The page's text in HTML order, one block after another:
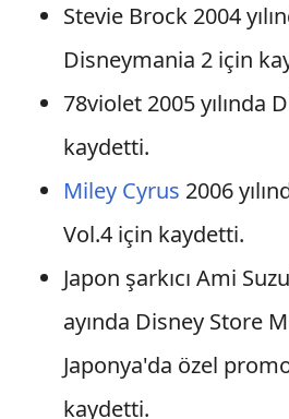
Stevie Brock 2004
Disneymania 2 için
78violet 2005 yılında
kaydetti.
Miley Cyrus 2006
Vol.4 için kaydetti.
Japon şarkıcı Ami
ayında Disney Store
Japonya'da özel
kaydetti.